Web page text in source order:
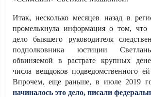
Итак, несколько месяцев назад в
промелькнула информация о том, что
дело бывшего руководителя
подполковника юстиции
обвиняемой в растрате крупных
числа вещдоков подведомственного ей
Впрочем, еще раньше, в июле 2019
начиналось это дело, писали